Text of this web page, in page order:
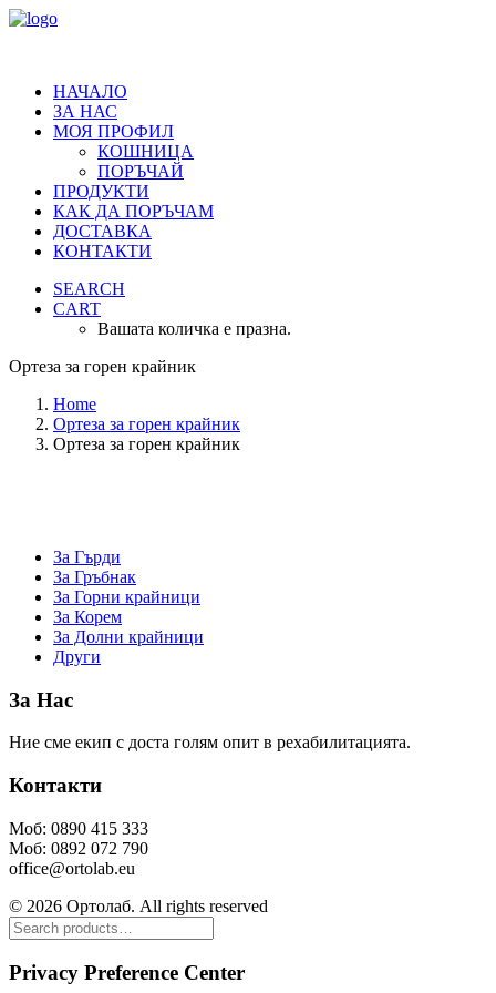
НАЧАЛО
ЗА НАС
МОЯ ПРОФИЛ
КОШНИЦА
ПОРЪЧАЙ
ПРОДУКТИ
КАК ДА ПОРЪЧАМ
ДОСТАВКА
КОНТАКТИ
SEARCH
CART
Вашата количка е празна.
Ортеза за горен крайник
Home
Ортеза за горен крайник
Ортеза за горен крайник
За Гърди
За Гръбнак
За Горни крайници
За Корем
За Долни крайници
Други
За Нас
Ние сме екип с доста голям опит в рехабилитацията.
Контакти
Моб: 0890 415 333
Моб: 0892 072 790
office@ortolab.eu
© 2026 Ортолаб. All rights reserved
Privacy Preference Center